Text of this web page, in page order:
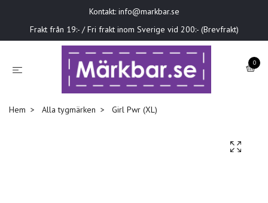
Kontakt: info@markbar.se
Frakt från 19:- / Fri frakt inom Sverige vid 200:- (Brevfrakt)
0
Hem Alla tygmärken Girl Pwr (XL)